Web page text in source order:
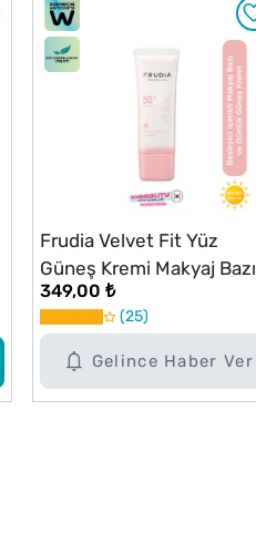
Gelince Haber Ver
Frudia Velvet Fit Yüz
Güneş Kremi Makyaj Bazı
SPF50+ PA++++ 40g
349,00 ₺
25